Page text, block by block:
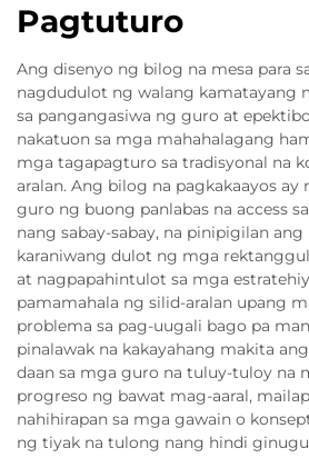
Pagtuturo
Ang disenyo ng bilog na mesa para
nagdudulot ng walang kamatayang
sa pangangasiwa ng guro at
nakatuon sa mga mahahalagang
mga tagapagturo sa tradisyonal na
aralan. Ang bilog na pagkakaayos ay
guro ng buong panlabas na access
nang sabay-sabay, na pinipigilan
karaniwang dulot ng mga
at nagpapahintulot sa mga
pamamahala ng silid-aralan upang
problema sa pag-uugali bago pa
pinalawak na kakayahang makita
daan sa mga guro na tuluy-tuloy na
progreso ng bawat mag-aaral,
nahihirapan sa mga gawain o
ng tiyak na tulong nang hindi